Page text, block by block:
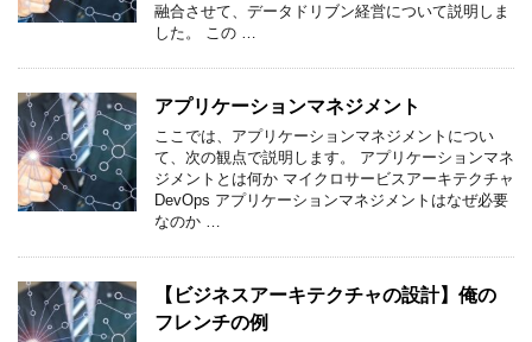
融合させて、データドリブン経営について説明しま
した。 この …
アプリケーションマネジメント
ここでは、アプリケーションマネジメントについ
て、次の観点で説明します。 アプリケーションマネ
ジメントとは何か マイクロサービスアーキテクチャ
DevOps アプリケーションマネジメントはなぜ必要
なのか …
【ビジネスアーキテクチャの設計】俺の
フレンチの例